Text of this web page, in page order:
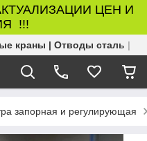
ЦЕН И
!!!
краны | Отводы сталь |
запорная и регулирующая